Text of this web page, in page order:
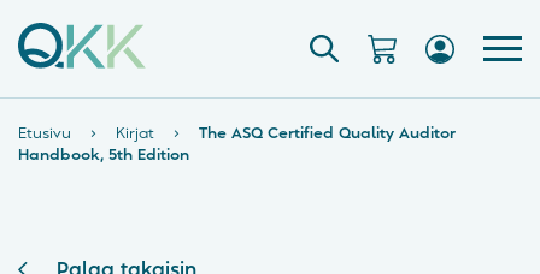
Etusivu › Kirjat ›
The ASQ Certified Quality Auditor
Handbook, 5th Edition